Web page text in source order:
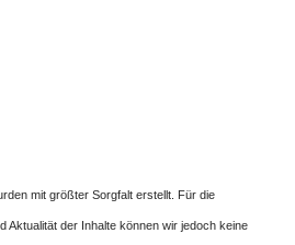
mit größter Sorgfalt erstellt. Für die
Aktualität der Inhalte können wir jedoch keine